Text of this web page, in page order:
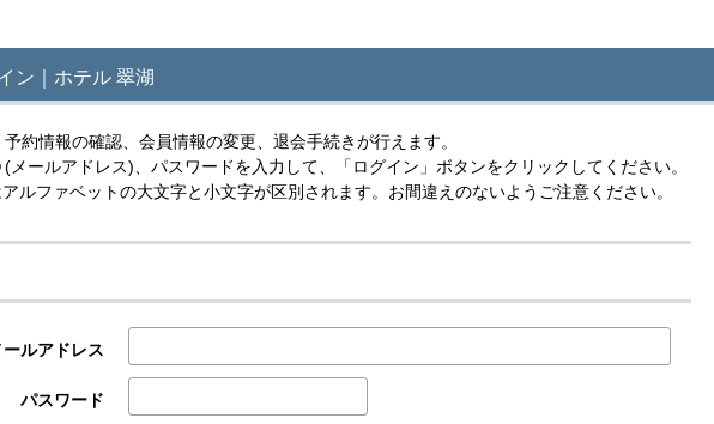
ン｜ホテル 翠湖
約情報の確認、会員情報の変更、退会手続きが行えます。
メールアドレス)、パスワードを入力して、「ログイン」ボタンをクリックしてください。
ルファベットの大文字と小文字が区別されます。お間違えのないようご注意ください。
ルアドレス
パスワード